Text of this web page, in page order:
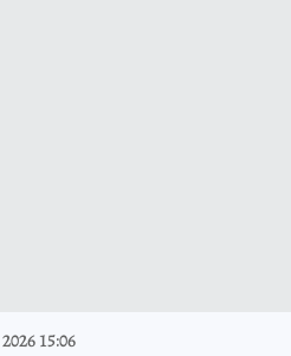
15:06